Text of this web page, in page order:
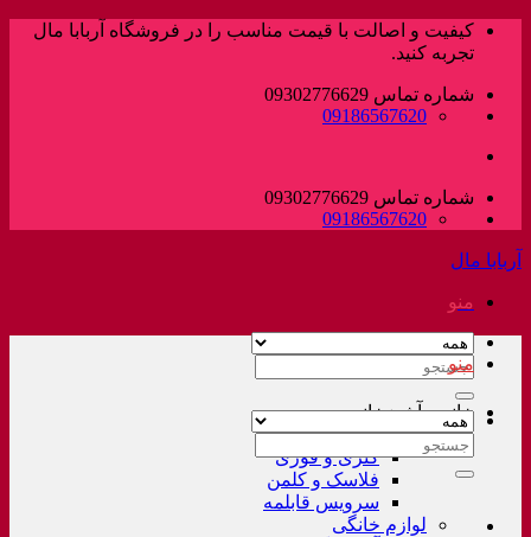
پرش
کیفیت و اصالت با قیمت مناسب را در فروشگاه آربابا مال
تجربه کنید.
شماره تماس 09302776629
09186567620
شماره تماس 09302776629
09186567620
آربابا مال
منو
جستجو
خانه و آشپزخانه
لوازم خانگی غیر برقی
کتری و قوری
فلاسک و کلمن
سرویس قابلمه
لوازم خانگی
منو
جستجو